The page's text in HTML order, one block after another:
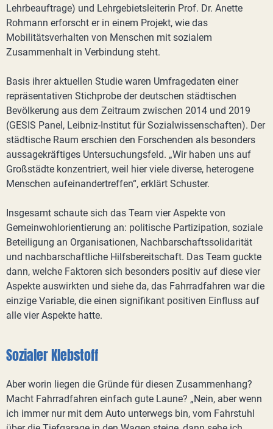
Lehrbeauftrage) und Lehrgebietsleiterin Prof. Dr. Anette
Rohmann erforscht er in einem Projekt, wie das
Mobilitätsverhalten von Menschen mit sozialem
Zusammenhalt in Verbindung steht.
Basis ihrer aktuellen Studie waren Umfragedaten einer
repräsentativen Stichprobe der deutschen städtischen
Bevölkerung aus dem Zeitraum zwischen 2014 und 2019
(GESIS Panel, Leibniz-Institut für Sozialwissenschaften). Der
städtische Raum erschien den Forschenden als besonders
aussagekräftiges Untersuchungsfeld. „Wir haben uns auf
Großstädte konzentriert, weil hier viele diverse, heterogene
Menschen aufeinandertreffen“, erklärt Schuster.
Insgesamt schaute sich das Team vier Aspekte von
Gemeinwohlorientierung an: politische Partizipation, soziale
Beteiligung an Organisationen, Nachbarschaftssolidarität
und nachbarschaftliche Hilfsbereitschaft. Das Team guckte
dann, welche Faktoren sich besonders positiv auf diese vier
Aspekte auswirkten und siehe da, das Fahrradfahren war die
einzige Variable, die einen signifikant positiven Einfluss auf
alle vier Aspekte hatte.
Sozialer Klebstoff
Aber worin liegen die Gründe für diesen Zusammenhang?
Macht Fahrradfahren einfach gute Laune? „Nein, aber wenn
ich immer nur mit dem Auto unterwegs bin, vom Fahrstuhl